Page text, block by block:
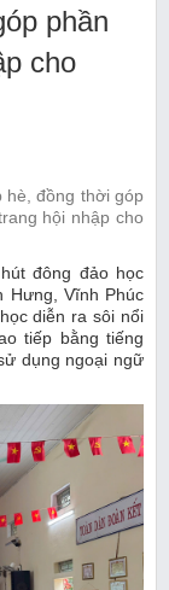
phần
cho
hè, đồng thời góp
hội nhập cho
đông đảo học
Hưng, Vĩnh Phúc
diễn ra sôi nổi
tiếp bằng tiếng
dụng ngoại ngữ